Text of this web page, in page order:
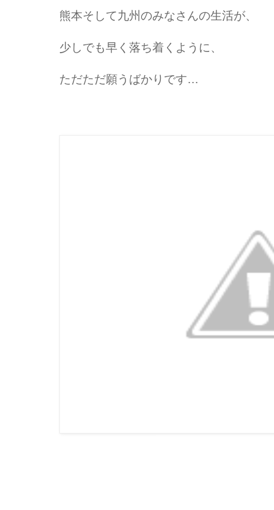
熊本そして九州のみなさんの生活が、
少しでも早く落ち着くように、
ただただ願うばかりです…